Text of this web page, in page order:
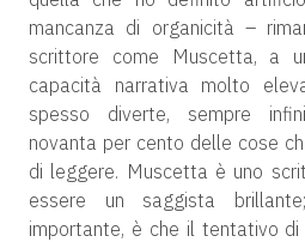
mancanza di organicità –
scrittore come Muscetta, a
capacità narrativa molto
spesso diverte, sempre
novanta per cento delle cose
di leggere. Muscetta è uno
essere un saggista
importante, è che il tentativo di